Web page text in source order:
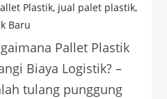
Plastik, jual palet plastik,
Baru
Pallet Plastik
Biaya Logistik? –
tulang punggung